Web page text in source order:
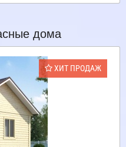
дома
ХИТ ПРОДАЖ